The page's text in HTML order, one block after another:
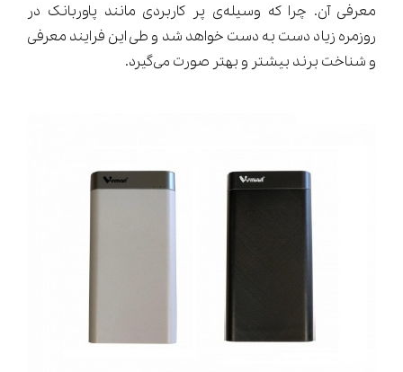
معرفی آن. چرا که وسیله‌ی پر کاربردی مانند پاوربانک در
روزمره زیاد دست به دست خواهد شد و طی این فرایند معرفی
و شناخت برند بیشتر و بهتر صورت می‌گیرد.